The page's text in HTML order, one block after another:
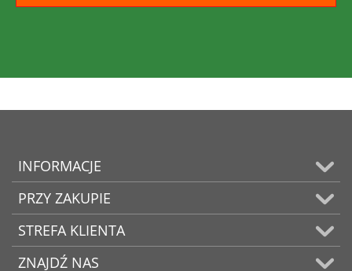
INFORMACJE
PRZY ZAKUPIE
STREFA KLIENTA
ZNAJDŹ NAS